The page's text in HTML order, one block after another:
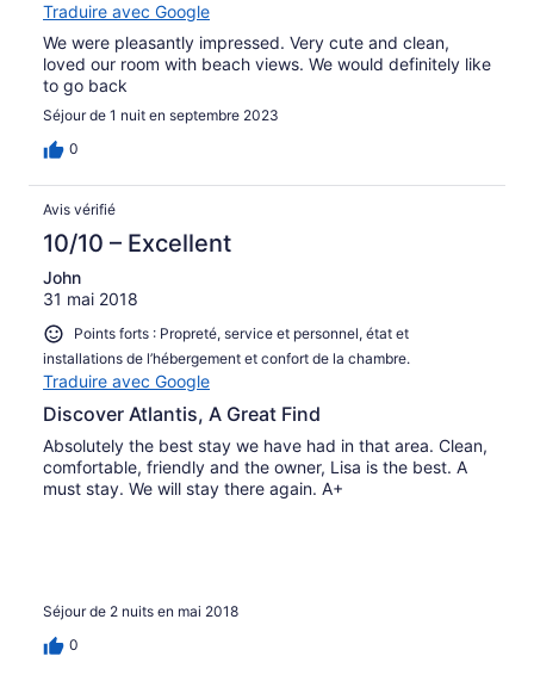
Traduire avec Google
We were pleasantly impressed. Very cute and clean,
loved our room with beach views. We would definitely like
to go back
Séjour de 1 nuit en septembre 2023
0
Avis vérifié
10/10 – Excellent
John
31 mai 2018
Points forts : Propreté, service et personnel, état et
installations de l’hébergement et confort de la chambre.
Traduire avec Google
Discover Atlantis, A Great Find
Absolutely the best stay we have had in that area. Clean,
comfortable, friendly and the owner, Lisa is the best. A
must stay. We will stay there again. A+
Séjour de 2 nuits en mai 2018
0